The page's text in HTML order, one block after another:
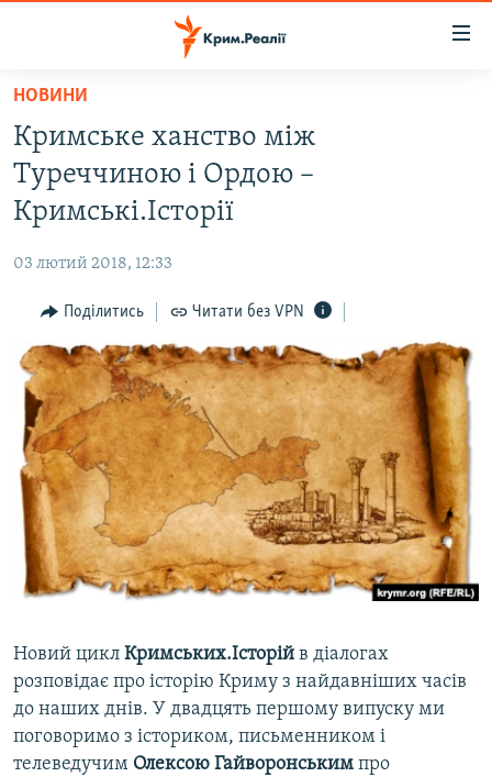
Перейти
основного
матеріалу
Перейти
до
основної
Перейти
пошуку
ВОДА.КРИМ
ВІДЕО ТА ФОТО
БЛОГИ
ПОГЛЯД
ІНТЕРВ'Ю
ВСЕ ЗА ДЕНЬ
СПЕЦПРОЕКТИ
ДЕПОРТАЦІЯ
ВІДЕОУРОКИ «ELIFBE»
СВІДЧЕННЯ ОКУПАЦІЇ
УКРАЇНСЬКА ПРОБЛЕМА КРИМУ
ЯК ОБІЙТИ БЛОКУВАННЯ
Русский
Qırımtatar
Усі сайти RFE/RL
НОВИНИ
Кримське ханство між
Туреччиною і Ордою –
Кримські.Історії
03 лютий 2018, 12:33
Поділитись Читати без VPN
Новий цикл Кримських.Історій в діалогах
розповідає про історію Криму з найдавніших часів
до наших днів. У двадцять першому випуску ми
поговоримо з істориком, письменником і
телеведучим Олексою Гайворонським про